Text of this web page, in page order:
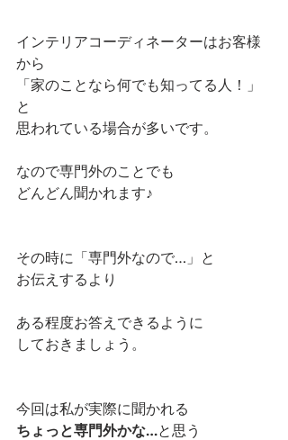
インテリアコーディネーターはお客様
から
「家のことなら何でも知ってる人！」
と
思われている場合が多いです。
なので専門外のことでも
どんどん聞かれます♪
その時に「専門外なので…」と
お伝えするより
ある程度お答えできるように
しておきましょう。
今回は私が実際に聞かれる
ちょっと専門外かな…と思う